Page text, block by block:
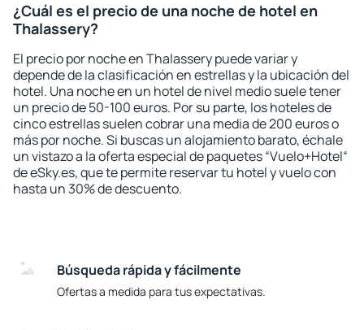
¿Cuál es el precio de una noche de hotel en
Thalassery?
El precio por noche en Thalassery puede variar y
depende de la clasificación en estrellas y la ubicación del
hotel. Una noche en un hotel de nivel medio suele tener
un precio de 50-100 euros. Por su parte, los hoteles de
cinco estrellas suelen cobrar una media de 200 euros o
más por noche. Si buscas un alojamiento barato, échale
un vistazo a la oferta especial de paquetes “Vuelo+Hotel“
de eSky.es, que te permite reservar tu hotel y vuelo con
hasta un 30% de descuento.
Búsqueda rápida y fácilmente
Ofertas a medida para tus expectativas.